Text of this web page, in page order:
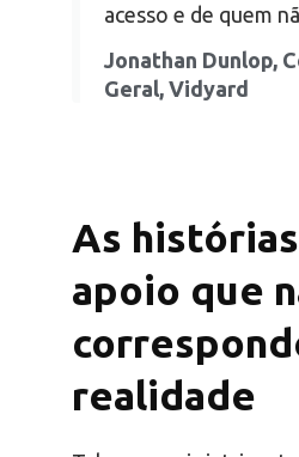
acesso e de quem
Jonathan Dunlop,
Geral, Vidyard
As
apoio que
realidade